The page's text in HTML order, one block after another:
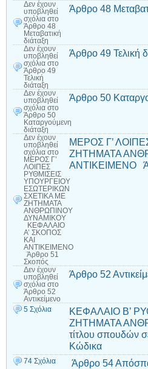
Δεν έχουν
υποβληθεί
σχόλια στο
Άρθρο 48
Μεταβατική
διάταξη
Άρθρο 48
Δεν έχουν
υποβληθεί
σχόλια στο
Άρθρο 49
Τελική
διάταξη
Άρθρο 49 Τελική
Δεν έχουν
υποβληθεί
σχόλια στο
Άρθρο 50
Καταργούμενη
διάταξη
Άρθρο 50
Δεν έχουν
υποβληθεί
σχόλια στο
ΜΕΡΟΣ Γ’
ΛΟΙΠΕΣ
ΡΥΘΜΙΣΕΙΣ
ΥΠΟΥΡΓΕΙΟΥ
ΕΣΩΤΕΡΙΚΩΝ
ΣΧΕΤΙΚΑ ΜΕ
ΖΗΤΗΜΑΤΑ
ΑΝΘΡΩΠΙΝΟΥ
ΔΥΝΑΜΙΚΟΥ
ΚΕΦΑΛΑΙΟ
Α’ ΣΚΟΠΟΣ
ΚΑΙ
ΑΝΤΙΚΕΙΜΕΝΟ
Άρθρο 51
Σκοπός
ΜΕΡΟΣ Γ’
ΖΗΤΗΜΑΤΑ
ΑΝΤΙΚΕΙΜΕΝΟ
Δεν έχουν
υποβληθεί
σχόλια στο
Άρθρο 52
Αντικείμενο
Άρθρο 52
5 Σχόλια
ΚΕΦΑΛΑΙΟ Β’
ΖΗΤΗΜΑΤΑ
τίτλου σπουδών
Κώδικα
74 Σχόλια
Άρθρο 54